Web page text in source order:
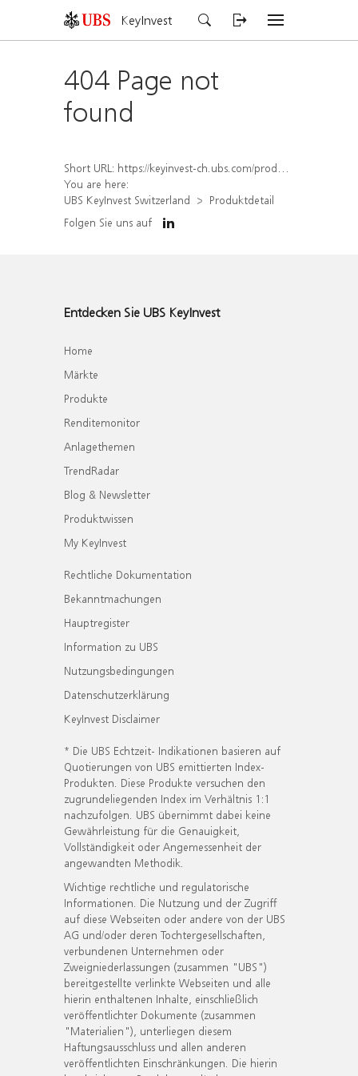
KeyInvest
404 Page not
found
Short URL: https://keyinvest-ch.ubs.com/produkt/detail/index/isin/CH1576565407
You are here:
UBS KeyInvest Switzerland
Produktdetail
Folgen Sie uns auf
Entdecken Sie UBS KeyInvest
Home
Märkte
Produkte
Renditemonitor
Anlagethemen
TrendRadar
Blog & Newsletter
Produktwissen
My KeyInvest
Rechtliche Dokumentation
Bekanntmachungen
Hauptregister
Information zu UBS
Nutzungsbedingungen
Datenschutzerklärung
KeyInvest Disclaimer
* Die UBS Echtzeit- Indikationen basieren auf
Quotierungen von UBS emittierten Index-
Produkten. Diese Produkte versuchen den
zugrundeliegenden Index im Verhältnis 1:1
nachzufolgen. UBS übernimmt dabei keine
Gewährleistung für die Genauigkeit,
Vollständigkeit oder Angemessenheit der
angewandten Methodik.
Wichtige rechtliche und regulatorische
Informationen. Die Nutzung und der Zugriff
auf diese Webseiten oder andere von der UBS
AG und/oder deren Tochtergesellschaften,
verbundenen Unternehmen oder
Zweigniederlassungen (zusammen "UBS")
bereitgestellte verlinkte Webseiten und alle
hierin enthaltenen Inhalte, einschließlich
veröffentlichter Dokumente (zusammen
"Materialien"), unterliegen diesem
Haftungsausschluss und allen anderen
veröffentlichten Einschränkungen. Die hierin